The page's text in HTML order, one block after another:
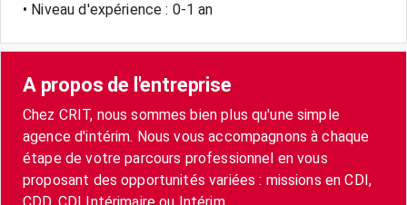
• Niveau d'expérience : 0-1 an
A propos de l'entreprise
Chez CRIT, nous sommes bien plus qu'une simple
agence d'intérim. Nous vous accompagnons à chaque
étape de votre parcours professionnel en vous
proposant des opportunités variées : missions en CDI,